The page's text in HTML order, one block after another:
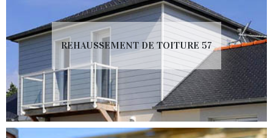
REHAUSSEMENT DE TOITURE 57